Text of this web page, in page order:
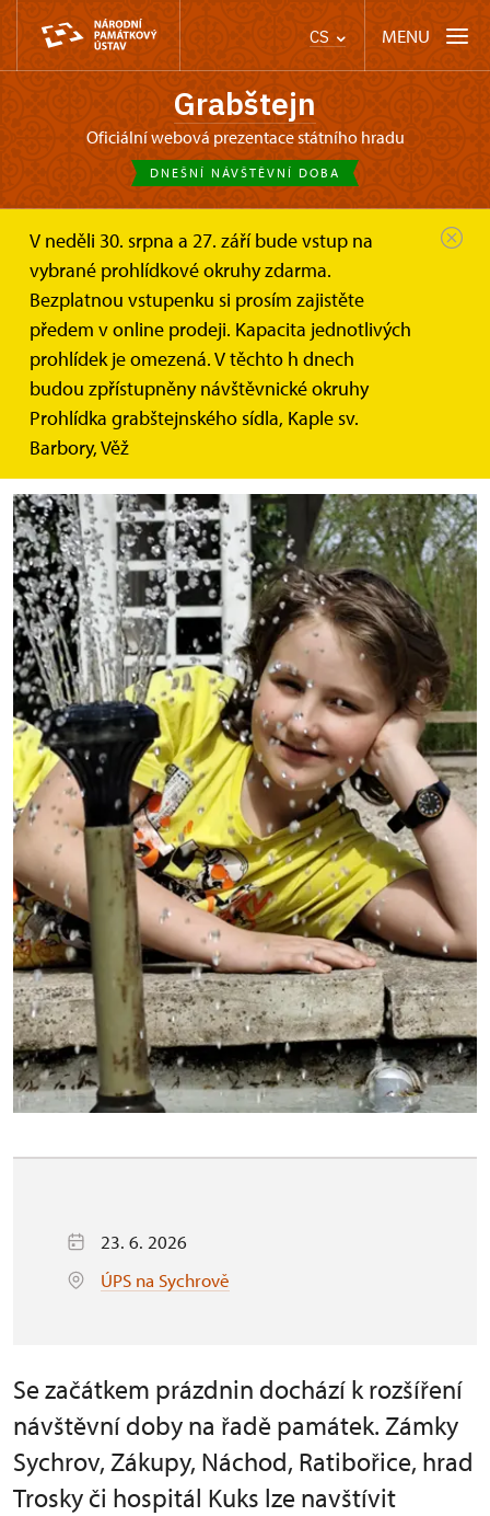
CS MENU
Grabštejn
oficiální webová prezentace státního hradu
DNEŠNÍ NÁVŠTĚVNÍ DOBA
V neděli 30. srpna a 27. září bude vstup na
vybrané prohlídkové okruhy zdarma.
Bezplatnou vstupenku si prosím zajistěte
předem v online prodeji. Kapacita jednotlivých
prohlídek je omezená. V těchto h dnech
budou zpřístupněny návštěvnické okruhy
Prohlídka grabštejnského sídla, Kaple sv.
Barbory, Věž
Grabštejn Zprávy Prázdniny klepou i na brány hradů a...
Prázdniny klepou i na brány hradů
a zámků – s princeznami,
komtesami a delší návštěvní
dobou
23. 6. 2026
ÚPS na Sychrově
Se začátkem prázdnin dochází k rozšíření
návštěvní doby na řadě památek. Zámky
Sychrov, Zákupy, Náchod, Ratibořice, hrad
Trosky či hospitál Kuks lze navštívit